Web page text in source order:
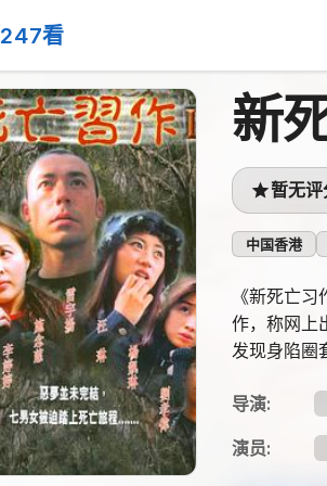
247看
新
暂无评
中国香港
《新死亡
作，称网上
发现身陷圈
导演:
演员: